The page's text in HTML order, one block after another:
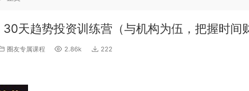
天趋势投资训练营（与机构为伍，把握时间
圈友专属课程 2.86k 222